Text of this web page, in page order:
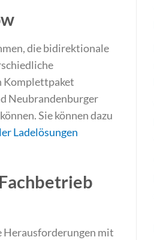
die bidirektionale
Komplettpaket
Neubrandenburger
Sie können dazu
Ladelösungen
Herausforderungen mit